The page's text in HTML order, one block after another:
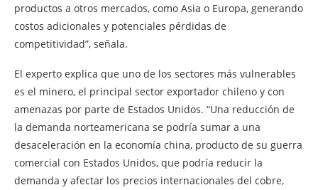
productos a otros mercados, como Asia o Europa, generando
costos adicionales y potenciales pérdidas de
competitividad”, señala.
El experto explica que uno de los sectores más vulnerables
es el minero, el principal sector exportador chileno y con
amenazas por parte de Estados Unidos. “Una reducción de
la demanda norteamericana se podría sumar a una
desaceleración en la economía china, producto de su guerra
comercial con Estados Unidos, que podría reducir la
demanda y afectar los precios internacionales del cobre,